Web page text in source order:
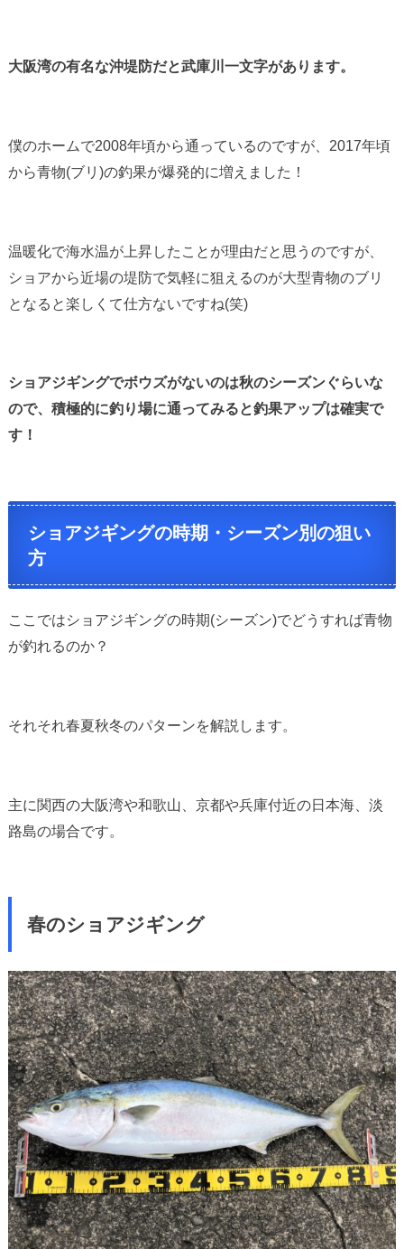
大阪湾の有名な沖堤防だと武庫川一文字があります。
僕のホームで2008年頃から通っているのですが、2017年頃
から青物(ブリ)の釣果が爆発的に増えました！
温暖化で海水温が上昇したことが理由だと思うのですが、
ショアから近場の堤防で気軽に狙えるのが大型青物のブリ
となると楽しくて仕方ないですね(笑)
ショアジギングでボウズがないのは秋のシーズンぐらいな
ので、積極的に釣り場に通ってみると釣果アップは確実で
す！
ショアジギングの時期・シーズン別の狙い
方
ここではショアジギングの時期(シーズン)でどうすれば青物
が釣れるのか？
それそれ春夏秋冬のパターンを解説します。
主に関西の大阪湾や和歌山、京都や兵庫付近の日本海、淡
路島の場合です。
春のショアジギング